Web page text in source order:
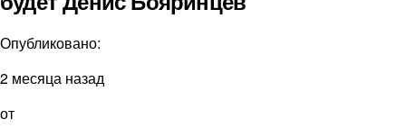
Опубликовано:
2 месяца назад
от